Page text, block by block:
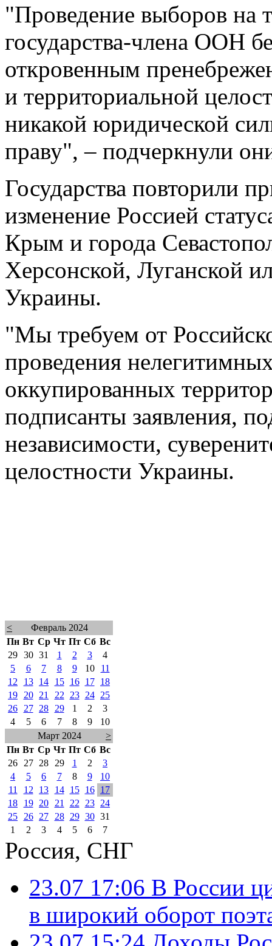
"Проведение выборов на
государства-члена ООН
откровенным
и территориальной
никакой юридической
праву", – подчеркнули
Государства повторили
изменение Россией
Крым и города
Херсонской, Луганской
Украины.
"Мы требуем от
проведения
оккупированных
подписанты заявления,
независимости,
целостности Украины.
<
Февраль 2024
Пн Вт Ср Чт Пт Сб Вс
29 30 31 1 2 3
4
5
6 7 8 9 10
11
12
13 14 15 16 17
18
19
20 21 22 23 24
25
26
27 28 29 1 2
3
4
5 6 7 8 9
10
Март 2024
>
Пн Вт Ср Чт Пт Сб Вс
26
27 28 29 1 2
3
4
5 6 7 8 9
10
11
12 13 14 15 16
17
18
19 20 21 22 23
24
25
26 27 28 29 30 31
1
2 3 4 5 6 7
Россия, СНГ
23.07 17:06 В России
в широкий оборот